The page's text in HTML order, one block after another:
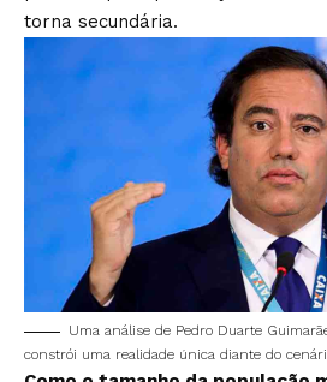
torna secundária.
Uma análise de Pedro Duarte
constrói uma realidade única diante do